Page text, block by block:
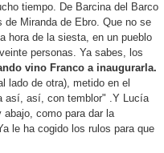
tiempo. De Barcina del Barco
de Miranda de Ebro. Que no se
hora de la siesta, en un pueblo
personas. Ya sabes, los
vino Franco a inaugurarla.
lado de otra), metido en el
así, así, con temblor" .Y Lucía
como para dar la
le ha cogido los rulos para que